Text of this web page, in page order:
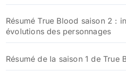
Résumé True Blood saison 2 :
évolutions des personnages
Résumé de la saison 1 de True